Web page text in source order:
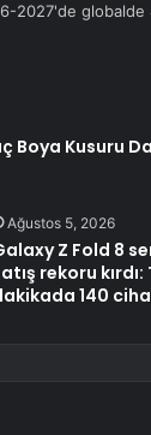
2027'de globalde
Boya Kusuru
Ağustos 5, 2026
Z Fold 8
rekoru
140